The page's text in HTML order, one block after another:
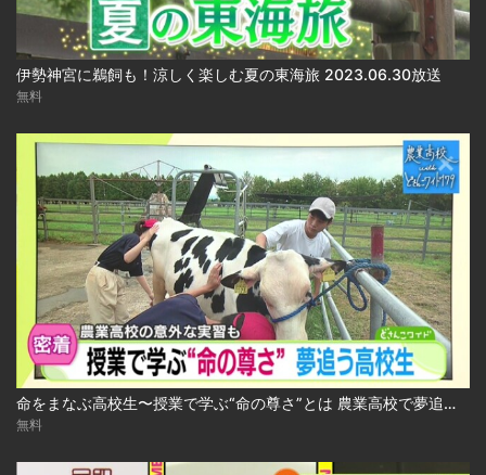
伊勢神宮に鵜飼も！涼しく楽しむ夏の東海旅 2023.06.30放送
無料
命をまなぶ高校生〜授業で学ぶ“命の尊さ”とは 農業高校で夢追う生徒たち 2024.10.29放送
無料